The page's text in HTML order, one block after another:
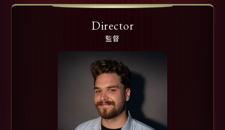
Director
監督